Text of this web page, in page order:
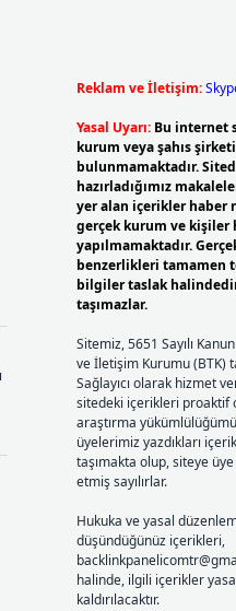
Reklam ve İletişim:
Yasal Uyarı: Bu internet
kurum veya şahıs
bulunmamaktadır.
hazırladığımız
yer alan içerikler haber
gerçek kurum ve kişiler
yapılmamaktadır.
benzerlikleri tamamen
bilgiler taslak
taşımazlar.
Sitemiz, 5651 Sayılı
ve İletişim Kurumu (BTK)
Sağlayıcı olarak hizmet
sitedeki içerikleri proaktif
araştırma
üyelerimiz yazdıkları
taşımakta olup, siteye
etmiş sayılırlar.
Hukuka ve yasal
düşündüğünüz içerikleri,
halinde, ilgili içerikler
kaldırılacaktır.